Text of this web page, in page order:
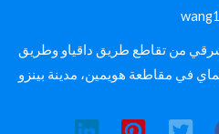
من تقاطع طريق داقياو وطريق
في مقاطعة هويمين، مدينة بينزو